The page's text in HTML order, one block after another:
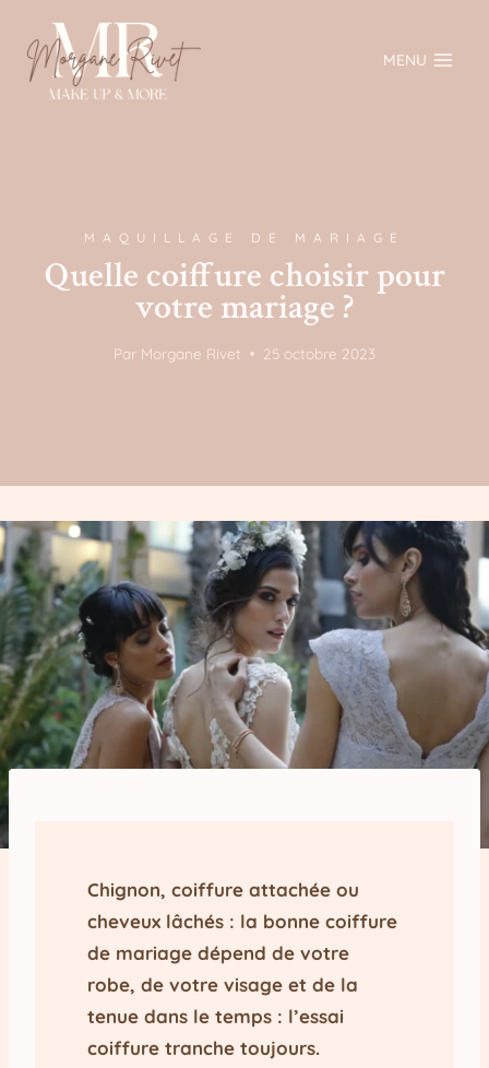
contenu
MENU
MAQUILLAGE DE MARIAGE
Quelle coiffure choisir pour
votre mariage ?
Par Morgane Rivet 25 octobre 2023
Chignon, coiffure attachée ou
cheveux lâchés : la bonne coiffure
de mariage dépend de votre
robe, de votre visage et de la
tenue dans le temps : l’essai
coiffure tranche toujours.